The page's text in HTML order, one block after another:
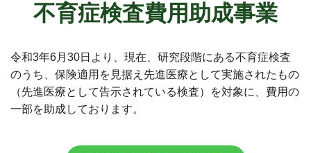
不育症検査費用助成事業
令和3年6月30日より、現在、研究段階にある不育症検査
のうち、保険適用を見据え先進医療として実施されたもの
（先進医療として告示されている検査）を対象に、費用の
一部を助成しております。